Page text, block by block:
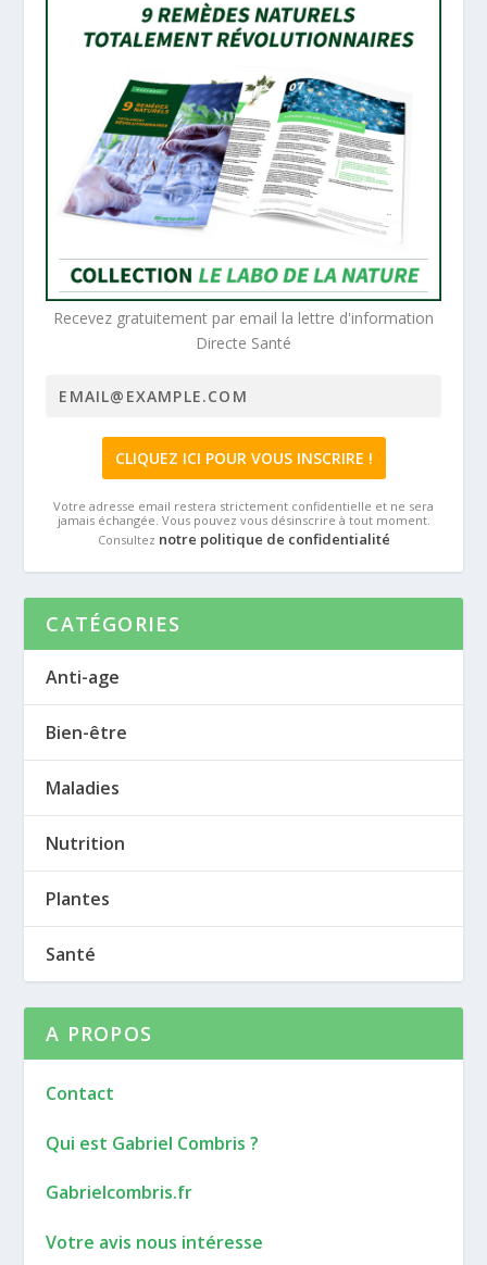
Recevez gratuitement par email la lettre d'information
Directe Santé
Votre adresse email restera strictement confidentielle et ne sera
jamais échangée. Vous pouvez vous désinscrire à tout moment.
Consultez notre politique de confidentialité
CATÉGORIES
Anti-age
Bien-être
Maladies
Nutrition
Plantes
Santé
A PROPOS
Contact
Qui est Gabriel Combris ?
Gabrielcombris.fr
Votre avis nous intéresse